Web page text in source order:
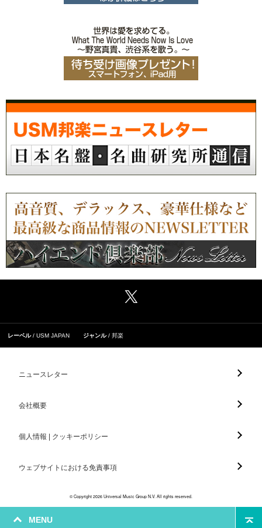
MENU
レーベル USM JAPAN ジャンル 邦楽
ニュースレター
会社概要
個人情報 | クッキーポリシー
ウェブサイトにおける免責事項
© Copyright 2026 Universal Music Group N.V. All rights reserved.